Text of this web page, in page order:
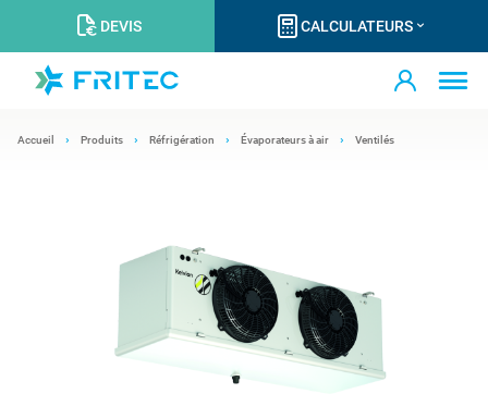
DEVIS CALCULATEURS
Accueil Produits Réfrigération Évaporateurs à air Ventilés